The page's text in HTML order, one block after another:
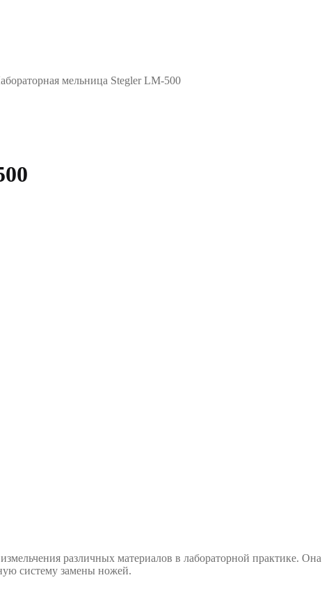
мельница Stegler LM-500
различных материалов в лабораторной практике.
систему замены ножей.